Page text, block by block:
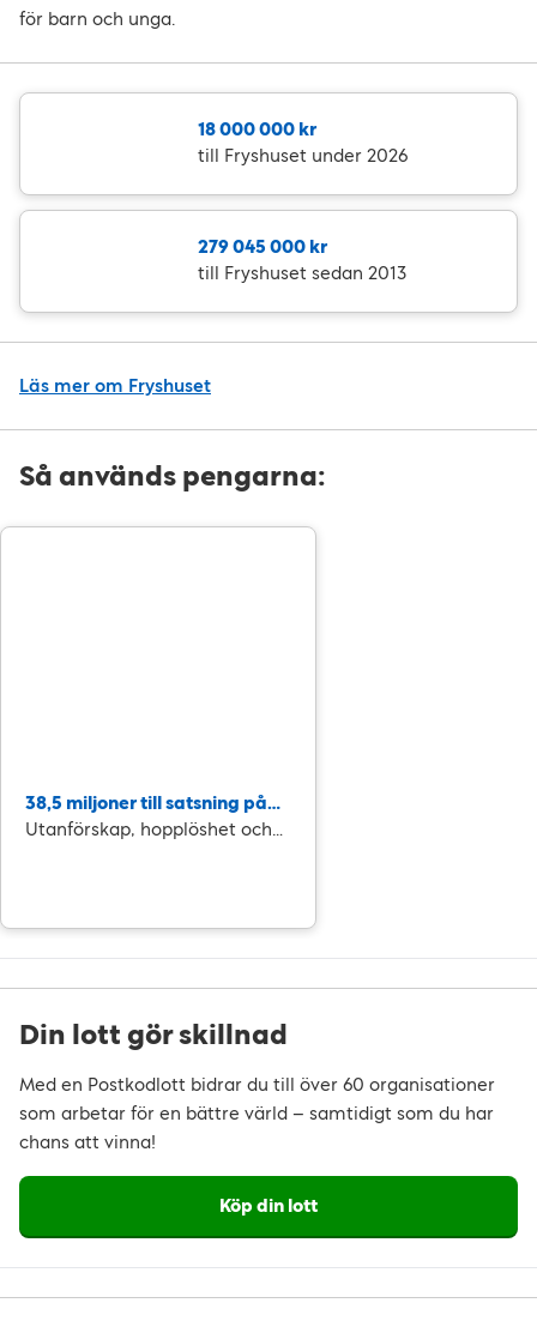
för barn och unga.
18 000 000 kr
till Fryshuset under 2026
279 045 000 kr
till Fryshuset sedan 2013
Läs mer om Fryshuset
Så används pengarna:
38,5 miljoner till satsning på
idrott i utsatta områden
Utanförskap, hopplöshet och
Din lott gör skillnad
Med en Postkodlott bidrar du till över 60 organisationer
som arbetar för en bättre värld – samtidigt som du har
chans att vinna!
Köp din lott